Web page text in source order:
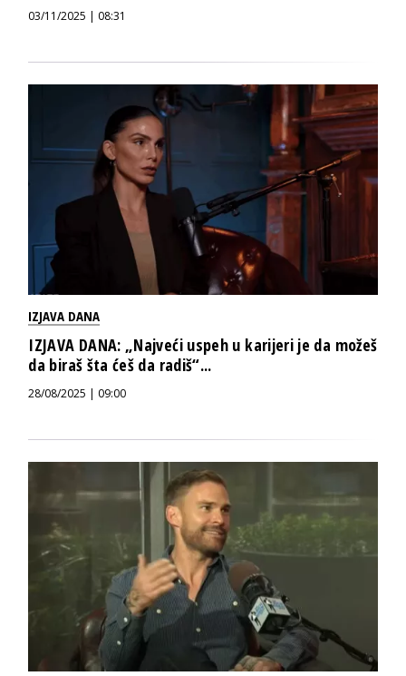
03/11/2025 | 08:31
IZJAVA DANA
IZJAVA DANA: „Najveći uspeh u karijeri je da možeš
da biraš šta ćeš da radiš“...
28/08/2025 | 09:00